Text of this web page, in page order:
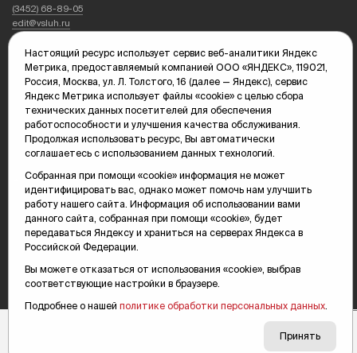
(3452) 68-89-05
edit@vsluh.ru
Главный редактор: Панкина Т.Ю.
kika@vsluh.ru
По вопросам рекламы:
(3452) 68-89-78
kotovaev@sibinformburo.ru
mim@vsluh.ru
© 2000-2026 Тюменская интернет-газета «Вслух.ру»
Карта сайта
Настоящий ресурс использует сервис веб-аналитики Яндекс
Метрика, предоставляемый компанией ООО «ЯНДЕКС», 119021,
Россия, Москва, ул. Л. Толстого, 16 (далее — Яндекс), сервис
Яндекс Метрика использует файлы «cookie» с целью сбора
технических данных посетителей для обеспечения
работоспособности и улучшения качества обслуживания.
Продолжая использовать ресурс, Вы автоматически
соглашаетесь с использованием данных технологий.
Собранная при помощи «cookie» информация не может
идентифицировать вас, однако может помочь нам улучшить
работу нашего сайта. Информация об использовании вами
данного сайта, собранная при помощи «cookie», будет
передаваться Яндексу и храниться на серверах Яндекса в
Российской Федерации.
Вы можете отказаться от использования «cookie», выбрав
соответствующие настройки в браузере.
Подробнее о нашей политике обработки персональных данных
Принять